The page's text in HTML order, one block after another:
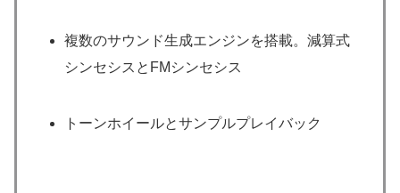
複数のサウンド生成エンジンを搭載。減算式
シンセシスとFMシンセシス
トーンホイールとサンプルプレイバック